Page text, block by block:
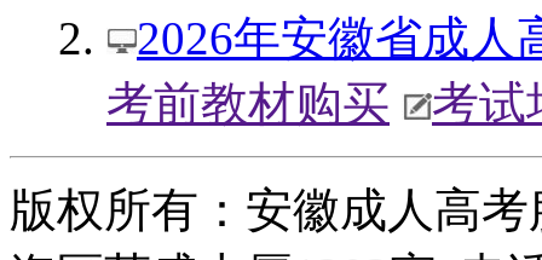
2026年安徽省成人
考前教材购买
考试
版权所有：安徽成人高